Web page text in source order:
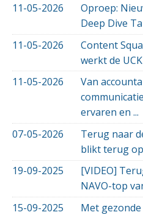
11-05-2026
Oproep:
Deep Dive
11-05-2026
Content
werkt de
11-05-2026
Van
ervaren en ...
07-05-2026
Terug naar
blikt terug op
19-09-2025
[VIDEO]
NAVO-top
15-09-2025
Met